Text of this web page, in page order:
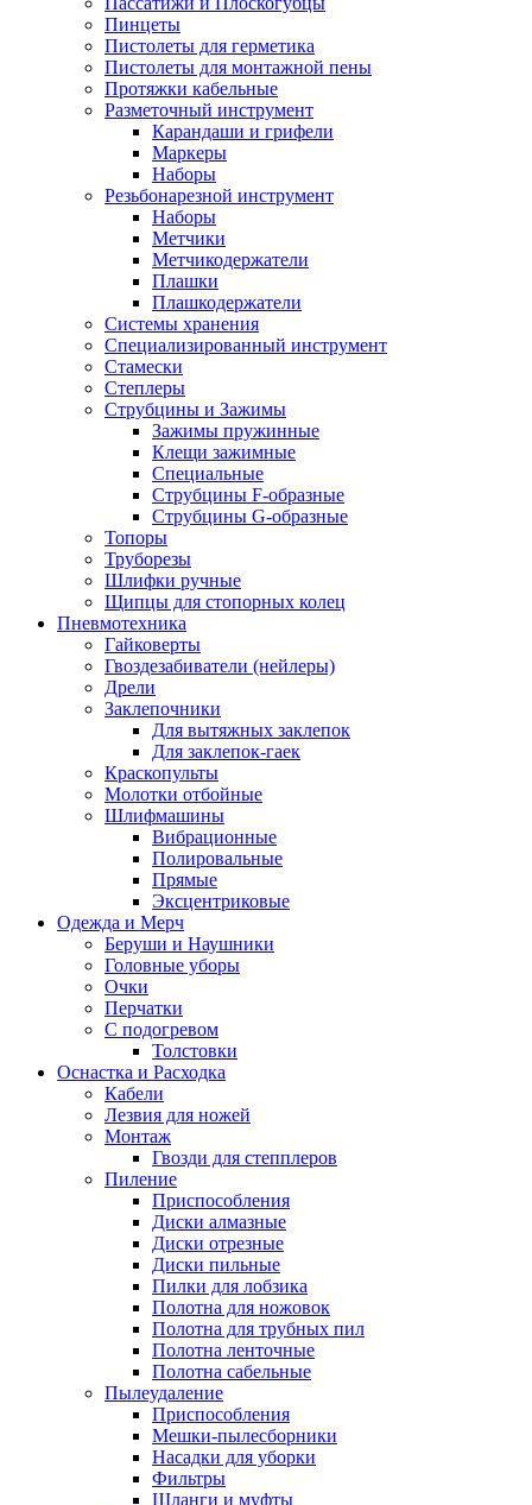
Пинцеты
Пистолеты для герметика
Пистолеты для монтажной пены
Протяжки кабельные
Разметочный инструмент
Карандаши и грифели
Маркеры
Наборы
Резьбонарезной инструмент
Наборы
Метчики
Метчикодержатели
Плашки
Плашкодержатели
Системы хранения
Специализированный инструмент
Стамески
Степлеры
Струбцины и Зажимы
Зажимы пружинные
Клещи зажимные
Специальные
Струбцины F-образные
Струбцины G-образные
Топоры
Труборезы
Шлифки ручные
Щипцы для стопорных колец
Пневмотехника
Гайковерты
Гвоздезабиватели (нейлеры)
Дрели
Заклепочники
Для вытяжных заклепок
Для заклепок-гаек
Краскопульты
Молотки отбойные
Шлифмашины
Вибрационные
Полировальные
Прямые
Эксцентриковые
Одежда и Мерч
Беруши и Наушники
Головные уборы
Очки
Перчатки
С подогревом
Толстовки
Оснастка и Расходка
Кабели
Лезвия для ножей
Монтаж
Гвозди для степплеров
Пиление
Приспособления
Диски алмазные
Диски отрезные
Диски пильные
Пилки для лобзика
Полотна для ножовок
Полотна для трубных пил
Полотна ленточные
Полотна сабельные
Пылеудаление
Приспособления
Мешки-пылесборники
Насадки для уборки
Фильтры
Шланги и муфты